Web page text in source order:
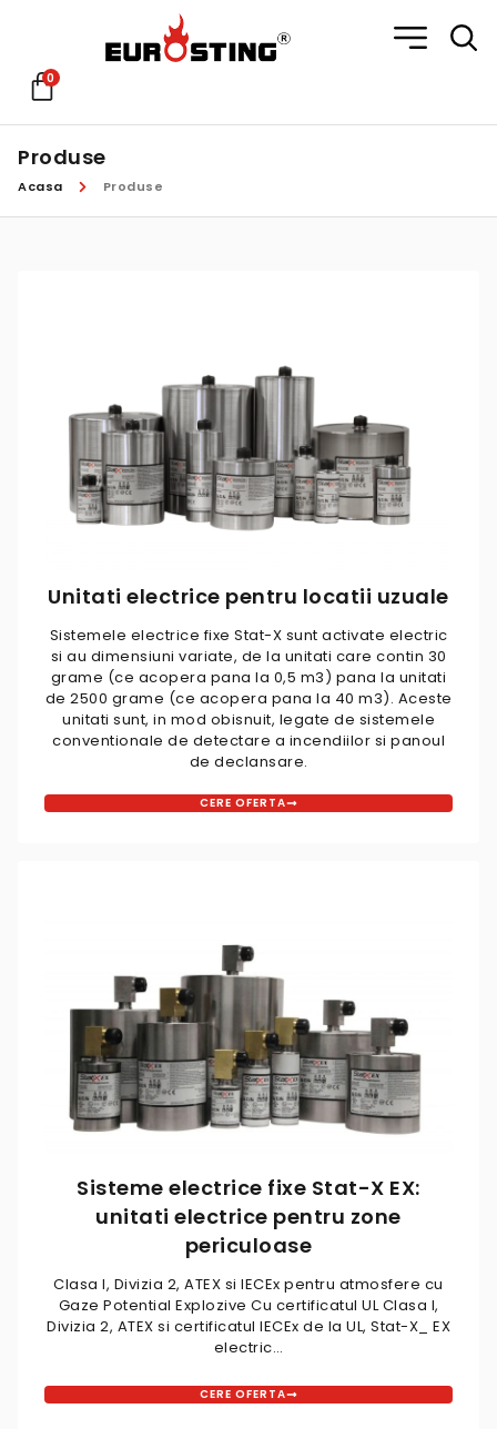
0
Produse
Acasa Produse
Unitati electrice pentru locatii uzuale
Sistemele electrice fixe Stat-X sunt activate electric
si au dimensiuni variate, de la unitati care contin 30
grame (ce acopera pana la 0,5 m3) pana la unitati
de 2500 grame (ce acopera pana la 40 m3). Aceste
unitati sunt, in mod obisnuit, legate de sistemele
conventionale de detectare a incendiilor si panoul
de declansare.
CERE OFERTA
Sisteme electrice fixe Stat-X EX:
unitati electrice pentru zone
periculoase
Clasa I, Divizia 2, ATEX si IECEx pentru atmosfere cu
Gaze Potential Explozive Cu certificatul UL Clasa I,
Divizia 2, ATEX si certificatul IECEx de la UL, Stat-X_ EX
electric…
CERE OFERTA